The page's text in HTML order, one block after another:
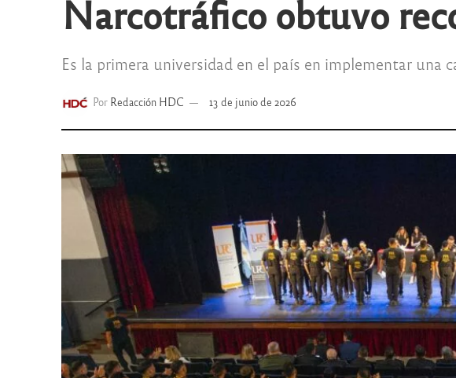
Narcotráfico obtuvo
Es la primera universidad en el país en implementar una
Por Redacción HDC 13 de junio de 2026